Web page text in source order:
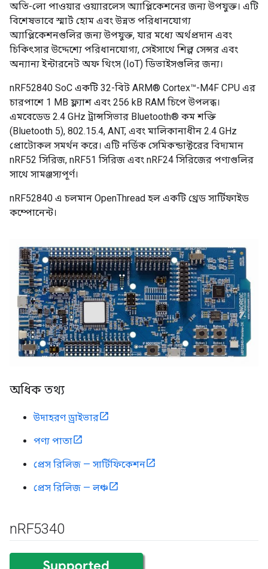
অতি-লো পাওয়ার ওয়্যারলেস অ্যাপ্লিকেশনের জন্য উপযুক্ত। এটি
বিশেষভাবে স্মার্ট হোম এবং উন্নত পরিধানযোগ্য
অ্যাপ্লিকেশনগুলির জন্য উপযুক্ত, যার মধ্যে অর্থপ্রদান এবং
চিকিৎসার উদ্দেশ্যে পরিধানযোগ্য, সেইসাথে শিল্প সেন্সর এবং
অন্যান্য ইন্টারনেট অফ থিংস (IoT) ডিভাইসগুলির জন্য।
nRF52840 SoC একটি 32-বিট ARM® Cortex™-M4F CPU এর
চারপাশে 1 MB ফ্ল্যাশ এবং 256 kB RAM চিপে উপলব্ধ।
এমবেডেড 2.4 GHz ট্রান্সসিভার Bluetooth® কম শক্তি
(Bluetooth 5), 802.15.4, ANT, এবং মালিকানাধীন 2.4 GHz
প্রোটোকল সমর্থন করে। এটি নর্ডিক সেমিকন্ডাক্টরের বিদ্যমান
nRF52 সিরিজ, nRF51 সিরিজ এবং nRF24 সিরিজের পণ্যগুলির
সাথে সামঞ্জস্যপূর্ণ।
nRF52840 এ চলমান OpenThread হল একটি থ্রেড সার্টিফাইড
কম্পোনেন্ট।
অধিক তথ্য
উদাহরণ ড্রাইভার
পণ্য পাতা
প্রেস রিলিজ — সার্টিফিকেশন
প্রেস রিলিজ — লঞ্চ
nRF5340